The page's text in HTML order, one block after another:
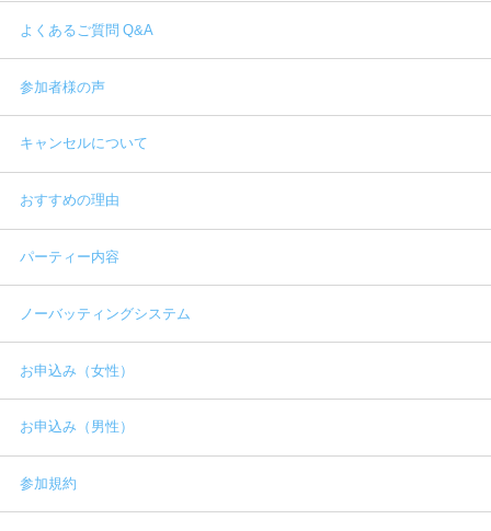
よくあるご質問 Q&A
参加者様の声
キャンセルについて
おすすめの理由
パーティー内容
ノーバッティングシステム
お申込み（女性）
お申込み（男性）
参加規約